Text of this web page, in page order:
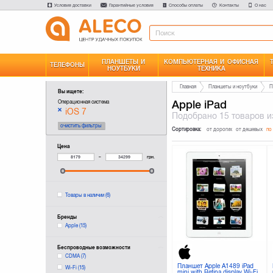
Условия доставки Гарантийные условия Способы оплаты Контакты О нас
ТЕЛЕФОНЫ
ПЛАНШЕТЫ И
НОУТБУКИ
КОМПЬЮТЕРНАЯ И ОФИСНАЯ
ТЕХНИКА
Вы ищете:
Операционная система
iOS 7
очистить фильтры
Цена
– грн.
Товары в наличии(6)
Бренды
Apple(15)
Беспроводные возможности
CDMA(7)
Wi-Fi(15)
Главная Планшеты и ноутбуки
Apple iPad
Подобрано 15 товаров
Сортировка: от дорогих от дешевых по
Планшет Apple A1489 iPad